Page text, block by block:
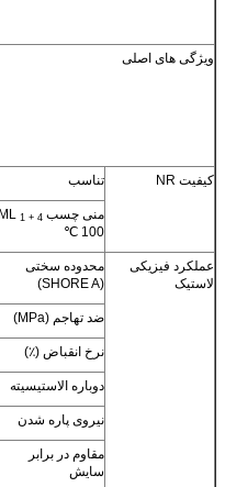
ویژگی های اصلی
کیفیت NR تناسب
منی چسب ML 1 + 4
100 ℃
عملکرد فیزیکی
لاستیک
محدوده سختی
(SHORE A)
ضد تهاجم (MPa)
نرخ انقباض (٪)
دوباره الاستیسیته
نیروی پاره شدن
مقاوم در برابر
سایش